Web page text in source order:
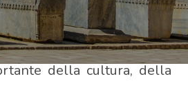
di culto di figure religiose
della cultura, della